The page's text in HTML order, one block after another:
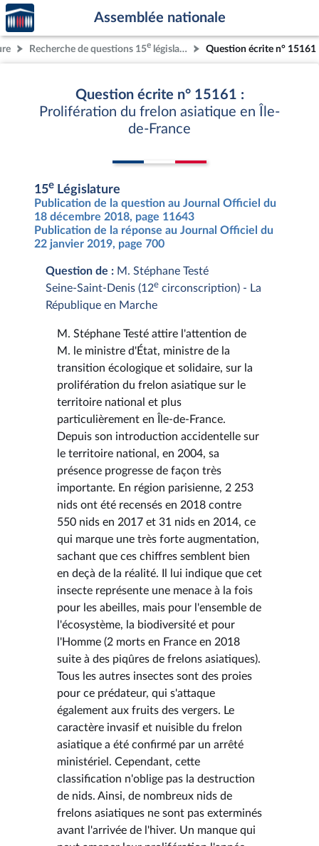
Aller au contenu
Aller en bas de la page
Accèder
à la
page
d'accueil
Assemblée nationale
Recherche de questions 15e législature Question écrite n° 15161
Question écrite n° 15161 :
Prolifération du frelon asiatique en Île-
de-France
15e Législature
Publication de la question au Journal Officiel du
18 décembre 2018, page 11643
Publication de la réponse au Journal Officiel du
22 janvier 2019, page 700
Question de : M. Stéphane Testé
Seine-Saint-Denis (12e circonscription) - La
République en Marche
M. Stéphane Testé attire l'attention de
M. le ministre d'État, ministre de la
transition écologique et solidaire, sur la
prolifération du frelon asiatique sur le
territoire national et plus
particulièrement en Île-de-France.
Depuis son introduction accidentelle sur
le territoire national, en 2004, sa
présence progresse de façon très
importante. En région parisienne, 2 253
nids ont été recensés en 2018 contre
550 nids en 2017 et 31 nids en 2014, ce
qui marque une très forte augmentation,
sachant que ces chiffres semblent bien
en deçà de la réalité. Il lui indique que cet
insecte représente une menace à la fois
pour les abeilles, mais pour l'ensemble de
l'écosystème, la biodiversité et pour
l'Homme (2 morts en France en 2018
suite à des piqûres de frelons asiatiques).
Tous les autres insectes sont des proies
pour ce prédateur, qui s'attaque
également aux fruits des vergers. Le
caractère invasif et nuisible du frelon
asiatique a été confirmé par un arrêté
ministériel. Cependant, cette
classification n'oblige pas la destruction
de nids. Ainsi, de nombreux nids de
frelons asiatiques ne sont pas exterminés
avant l'arrivée de l'hiver. Un manque qui